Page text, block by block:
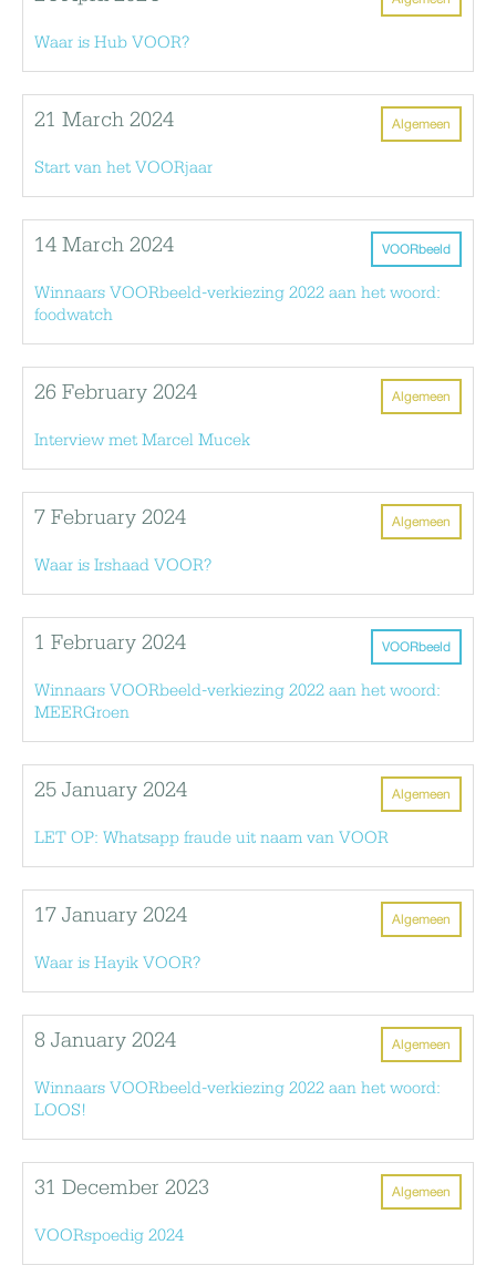
Waar is Hub VOOR?
Algemeen
21 March 2024
Start van het VOORjaar
VOORbeeld
14 March 2024
Winnaars VOORbeeld-verkiezing 2022 aan het woord:
foodwatch
Algemeen
26 February 2024
Interview met Marcel Mucek
Algemeen
7 February 2024
Waar is Irshaad VOOR?
VOORbeeld
1 February 2024
Winnaars VOORbeeld-verkiezing 2022 aan het woord:
MEERGroen
Algemeen
25 January 2024
LET OP: Whatsapp fraude uit naam van VOOR
Algemeen
17 January 2024
Waar is Hayik VOOR?
Algemeen
8 January 2024
Winnaars VOORbeeld-verkiezing 2022 aan het woord:
LOOS!
Algemeen
31 December 2023
VOORspoedig 2024